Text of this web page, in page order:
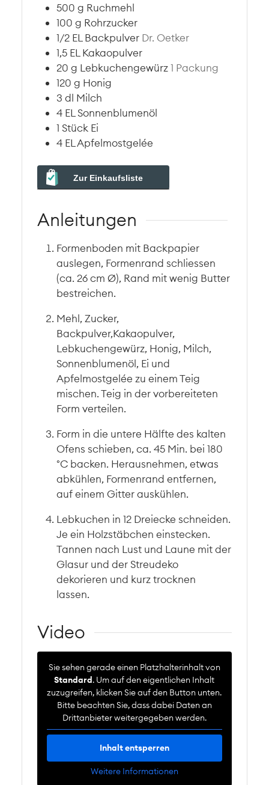
500 g Ruchmehl
100 g Rohrzucker
1/2 EL Backpulver Dr. Oetker
1,5 EL Kakaopulver
20 g Lebkuchengewürz1 Packung
120 g Honig
3 dl Milch
4 EL Sonnenblumenöl
1 Stück Ei
4 EL Apfelmostgelée
Zur Einkaufsliste
Anleitungen
Formenboden mit Backpapier
auslegen, Formenrand schliessen
(ca. 26 cm Ø), Rand mit wenig Butter
bestreichen.
Mehl, Zucker,
Backpulver,Kakaopulver,
Lebkuchengewürz, Honig, Milch,
Sonnenblumenöl, Ei und
Apfelmostgelée zu einem Teig
mischen. Teig in der vorbereiteten
Form verteilen.
Form in die untere Hälfte des kalten
Ofens schieben, ca. 45 Min. bei 180
°C backen. Herausnehmen, etwas
abkühlen, Formenrand entfernen,
auf einem Gitter auskühlen.
Lebkuchen in 12 Dreiecke schneiden.
Je ein Holzstäbchen einstecken.
Tannen nach Lust und Laune mit der
Glasur und der Streudeko
dekorieren und kurz trocknen
lassen.
Video
Sie sehen gerade einen Platzhalterinhalt von
Standard. Um auf den eigentlichen Inhalt
zuzugreifen, klicken Sie auf den Button unten.
Bitte beachten Sie, dass dabei Daten an
Drittanbieter weitergegeben werden.
Inhalt entsperren
Weitere Informationen